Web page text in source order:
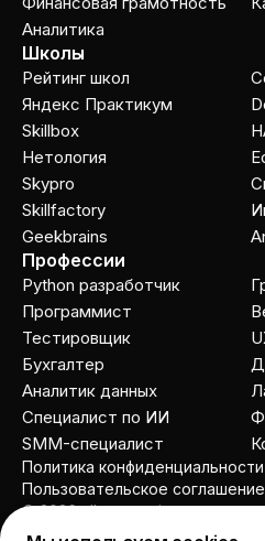
Аналитика
Школы
Рейтинг школ
Яндекс Практикум
Skillbox
Нетология
Skypro
Skillfactory
Geekbrains
Профессии
Python разработчик
Программист
Тестировщик
Бухгалтер
Аналитик данных
Специалист по ИИ
SMM-специалист
© 2026 allcourses.io
Пользовательское соглашение
Политика конфиденциальности